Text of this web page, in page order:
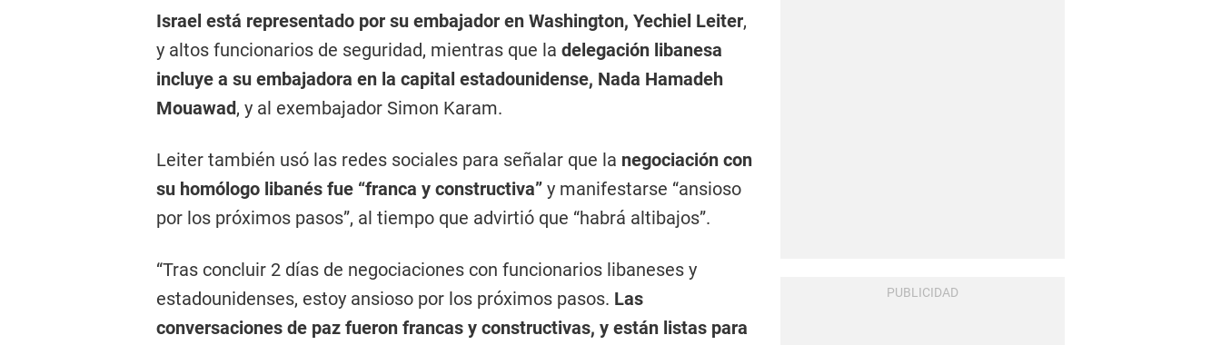
Israel está representado por su embajador en Washington, Yechiel Leiter,
y altos funcionarios de seguridad, mientras que la delegación libanesa
incluye a su embajadora en la capital estadounidense, Nada Hamadeh
Mouawad, y al exembajador Simon Karam.
Leiter también usó las redes sociales para señalar que la negociación con
su homólogo libanés fue “franca y constructiva” y manifestarse “ansioso
por los próximos pasos”, al tiempo que advirtió que “habrá altibajos”.
“Tras concluir 2 días de negociaciones con funcionarios libaneses y
estadounidenses, estoy ansioso por los próximos pasos. Las
conversaciones de paz fueron francas y constructivas, y están listas para